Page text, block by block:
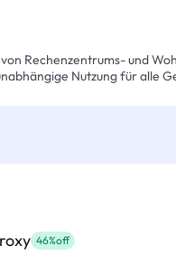
Rechenzentrums- und
Nutzung für alle
46%off